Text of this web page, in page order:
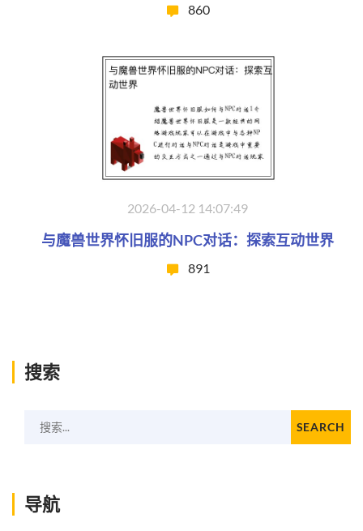
860
2026-04-12 14:07:49
与魔兽世界怀旧服的NPC对话：探索互动世界
891
搜索
搜索... SEARCH
导航